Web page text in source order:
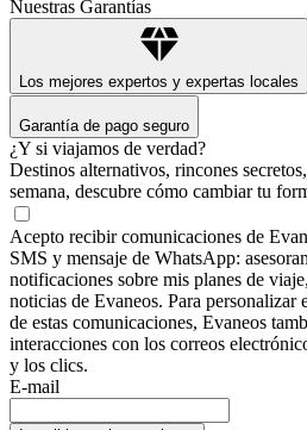
Nuestras Garantías
Los mejores expertos y expertas locales
Garantía de pago seguro
¿Y si viajamos de verdad?
Destinos alternativos, rincones
semana, descubre cómo cambiar tu
Acepto recibir comunicaciones de
SMS y mensaje de WhatsApp:
notificaciones sobre mis planes de
noticias de Evaneos. Para personalizar
de estas comunicaciones, Evaneos
interacciones con los correos
y los clics.
E-mail